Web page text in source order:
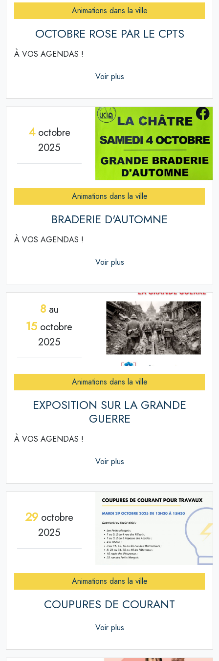
Animations dans la ville
OCTOBRE ROSE PAR LE CPTS
À VOS AGENDAS !
Voir plus
4octobre
2025
Animations dans la ville
BRADERIE D'AUTOMNE
À VOS AGENDAS !
Voir plus
8au
15 octobre
2025
Animations dans la ville
EXPOSITION SUR LA GRANDE
GUERRE
À VOS AGENDAS !
Voir plus
29octobre
2025
Animations dans la ville
COUPURES DE COURANT
Voir plus